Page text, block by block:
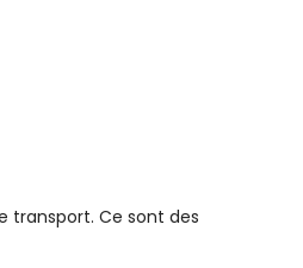
transport. Ce sont des